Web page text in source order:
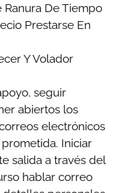
Ranura De Tiempo
Prestarse En
Y Volador
seguir
abiertos los
electrónicos
Iniciar
salida a través del
hablar correo